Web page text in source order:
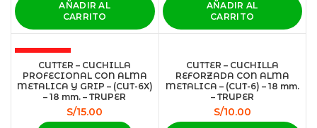
AÑADIR AL
CARRITO
AÑADIR AL
CARRITO
CUTTER – CUCHILLA
PROFECIONAL CON ALMA
METALICA Y GRIP – (CUT-6X)
– 18 mm. – TRUPER
S/15.00
CUTTER – CUCHILLA
REFORZADA CON ALMA
METALICA – (CUT-6) – 18 mm.
– TRUPER
S/10.00